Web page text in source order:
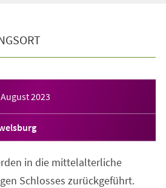
2023
in die mittelalterliche
Schlosses zurückgeführt.